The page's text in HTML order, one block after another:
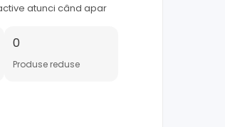
atunci când apar
0
Produse reduse